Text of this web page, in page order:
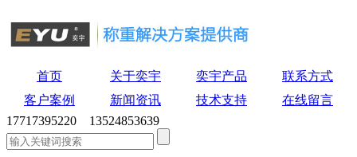
首页 关于奕宇 奕宇产品
联系方式
客户案例
新闻资讯 技术支持
在线留言
17717395220 13524853639